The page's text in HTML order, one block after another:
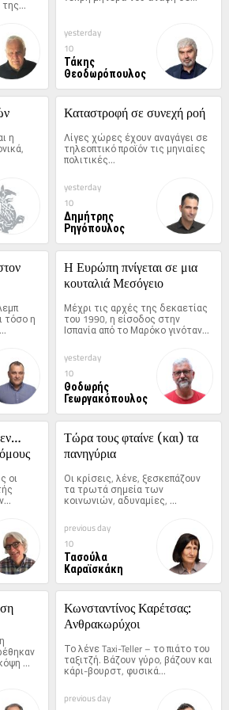
yesterday
10
Τάκης
Θεοδωρόπουλος
η
Καταστροφή σε συνεχή ροή
Λίγες χώρες έχουν αναγάγει σε
τηλεοπτικό προϊόν τις μηνιαίες
πολιτικές...
yesterday
10
Δημήτρης
Ρηγόπουλος
τόσο η
Η Ευρώπη πνίγεται σε μια
κουταλιά Μεσόγειο
Μέχρι τις αρχές της δεκαετίας
του 1990, η είσοδος στην
Ισπανία από το Μαρόκο γινόταν...
yesterday
10
Θοδωρής
Γεωργακόπουλος
οι
Τώρα τους φταίνε (και) τα
πανηγύρια
Οι κρίσεις, λένε, ξεσκεπάζουν
τα τρωτά σημεία των
κοινωνιών, αδυναμίες,
previous day
10
Τασούλα
Καραϊσκάκη
Κωνσταντίνος Καρέτσας:
Ανθρακωρύχοι
Το λένε Taxi-Teller – το πιάτο του
ταξιτζή. Βάζουν γύρο, βάζουν και
κάρι-βουρστ, φυσικά...
previous day